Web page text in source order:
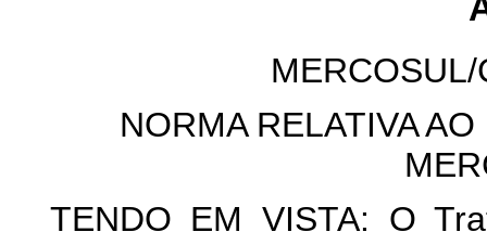
NORMA RELATIVA
TENDO EM VISTA: O